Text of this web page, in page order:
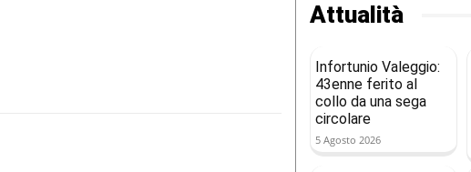
Attualità
Infortunio Valeggio:
43enne ferito al
collo da una sega
circolare
5 Agosto 2026